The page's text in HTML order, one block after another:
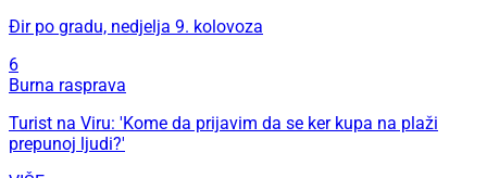
Đir po gradu, nedjelja 9. kolovoza
6
Burna rasprava
Turist na Viru: 'Kome da prijavim da se ker kupa na plaži
prepunoj ljudi?'